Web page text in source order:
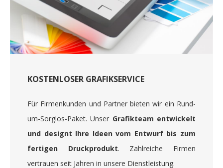
KOSTENLOSER GRAFIKSERVICE
Für Firmenkunden und Partner bieten wir ein Rund-
um-Sorglos-Paket. Unser Grafikteam entwickelt
und designt Ihre Ideen vom Entwurf bis zum
fertigen Druckprodukt. Zahlreiche Firmen
vertrauen seit Jahren in unsere Dienstleistung.